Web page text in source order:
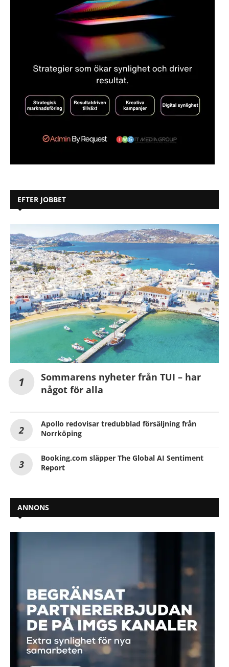
EFTER JOBBET
Sommarens nyheter från TUI – har
något för alla
Apollo redovisar tredubblad försäljning från
Norrköping
Booking.com släpper The Global AI Sentiment
Report
ANNONS